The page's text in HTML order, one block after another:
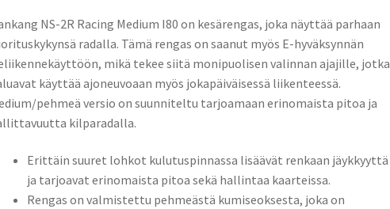
NS-2R Racing Medium I80 on kesärengas, joka näyttää parhaan
radalla. Tämä rengas on saanut myös E-hyväksynnän
mikä tekee siitä monipuolisen valinnan ajajille, jotka
käyttää ajoneuvoaan myös jokapäiväisessä liikenteessä.
pehmeä versio on suunniteltu tarjoamaan erinomaista pitoa ja
kilparadalla.
Erittäin suuret lohkot kulutuspinnassa lisäävät renkaan jäykkyyttä
ja tarjoavat erinomaista pitoa sekä hallintaa kaarteissa.
Rengas on valmistettu pehmeästä kumiseoksesta, joka on